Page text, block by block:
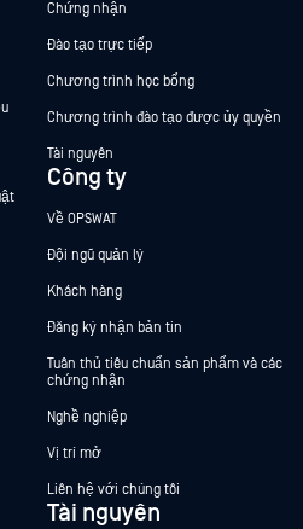
Chứng nhận
Đào tạo trực tiếp
Chương trình học bổng
Chương trình đào tạo được ủy quyền
Tài nguyên
Công ty
Về OPSWAT
Đội ngũ quản lý
Khách hàng
Đăng ký nhận bản tin
Tuân thủ tiêu chuẩn sản phẩm và các
chứng nhận
Nghề nghiệp
Vị trí mở
Liên hệ với chúng tôi
Tài nguyên